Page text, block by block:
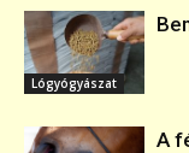
Lógyógyászat
A